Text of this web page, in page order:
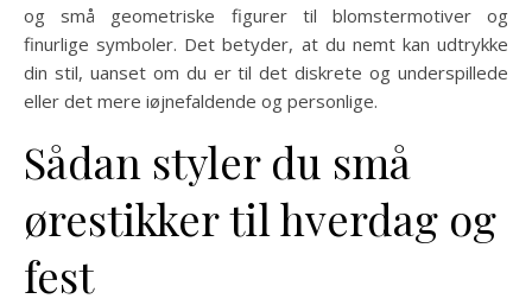
og små geometriske figurer til blomstermotiver og
finurlige symboler. Det betyder, at du nemt kan udtrykke
din stil, uanset om du er til det diskrete og underspillede
eller det mere iøjnefaldende og personlige.
Sådan styler du små
ørestikker til hverdag og
fest